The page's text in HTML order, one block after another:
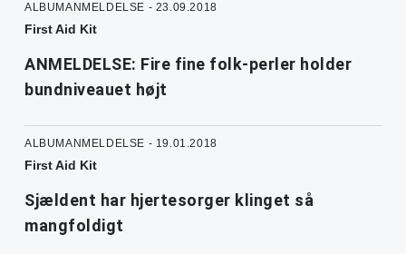
ALBUMANMELDELSE - 23.09.2018
First Aid Kit
ANMELDELSE: Fire fine folk-perler holder
bundniveauet højt
ALBUMANMELDELSE - 19.01.2018
First Aid Kit
Sjældent har hjertesorger klinget så
mangfoldigt